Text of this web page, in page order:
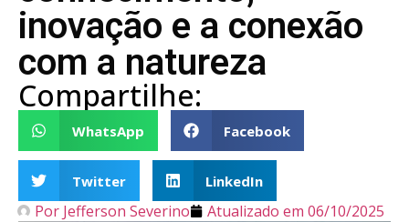
inovação e a conexão
com a natureza
Compartilhe:
WhatsApp Facebook
Twitter LinkedIn
Por Jefferson Severino Atualizado em 06/10/2025